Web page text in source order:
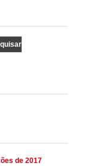
de 2017